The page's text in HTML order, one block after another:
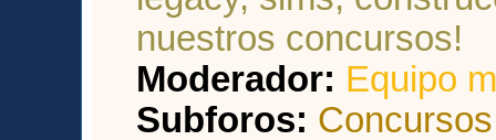
nuestros concursos!
Moderador: Equipo
Subforos: Concursos